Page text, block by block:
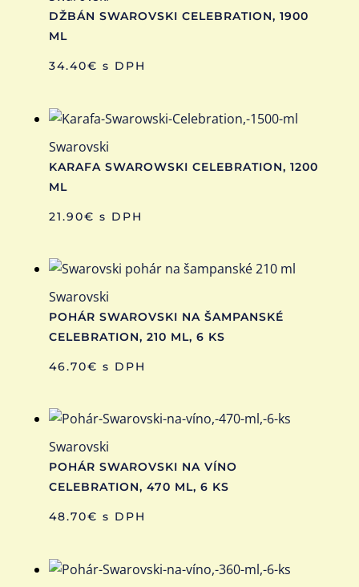
DŽBÁN SWAROVSKI CELEBRATION, 1900
ML
34.40€ s DPH
Swarovski
KARAFA SWAROWSKI CELEBRATION, 1200
ML
21.90€ s DPH
Swarovski
POHÁR SWAROVSKI NA ŠAMPANSKÉ
CELEBRATION, 210 ML, 6 KS
46.70€ s DPH
Swarovski
POHÁR SWAROVSKI NA VÍNO
CELEBRATION, 470 ML, 6 KS
48.70€ s DPH